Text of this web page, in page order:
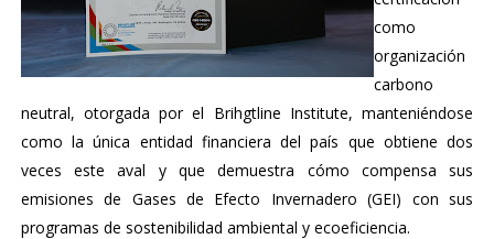
como
organización
carbono
neutral, otorgada por el Brihgtline Institute, manteniéndose
como la única entidad financiera del país que obtiene dos
veces este aval y que demuestra cómo compensa sus
emisiones de Gases de Efecto Invernadero (GEI) con sus
programas de sostenibilidad ambiental y ecoeficiencia.